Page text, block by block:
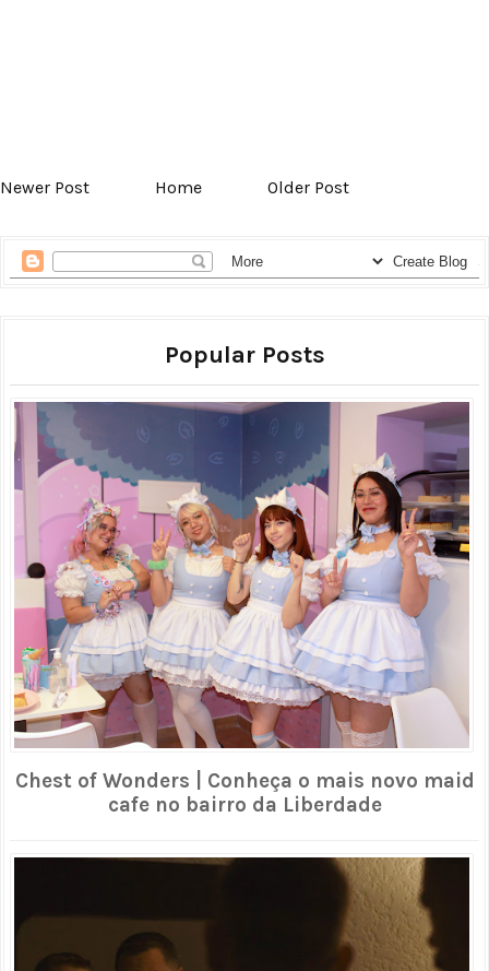
Newer Post Home Older Post
Popular Posts
Chest of Wonders | Conheça o mais novo maid
cafe no bairro da Liberdade